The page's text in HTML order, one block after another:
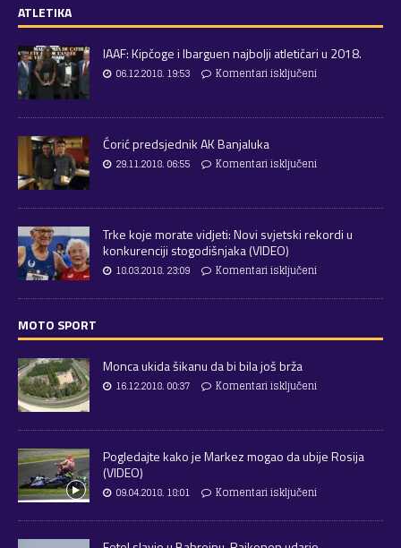
ATLETIKA
IAAF: Kipčoge i Ibarguen najbolji atletičari u 2018.
06.12.2018. 19:53 Komentari isključeni
Ćorić predsjednik AK Banjaluka
29.11.2018. 06:55 Komentari isključeni
Trke koje morate vidjeti: Novi svjetski rekordi u
konkurenciji stogodišnjaka (VIDEO)
18.03.2018. 23:09 Komentari isključeni
MOTO SPORT
Monca ukida šikanu da bi bila još brža
16.12.2018. 00:37 Komentari isključeni
Pogledajte kako je Markez mogao da ubije Rosija
(VIDEO)
09.04.2018. 18:01 Komentari isključeni